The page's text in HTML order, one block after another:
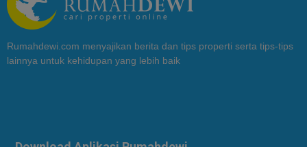
Rumahdewi.com menyajikan berita dan tips properti serta tips-tips
lainnya untuk kehidupan yang lebih baik